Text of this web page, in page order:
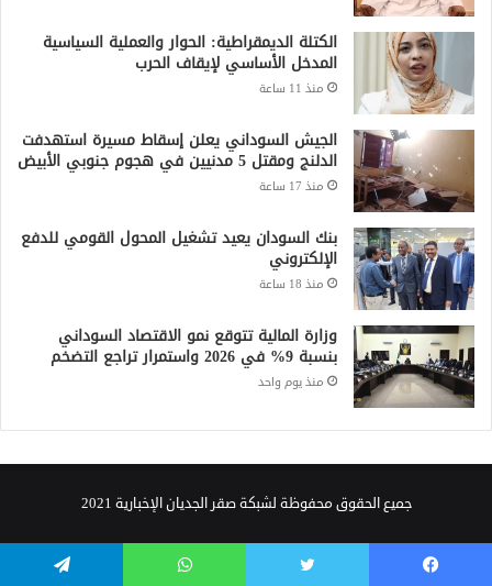
الكتلة الديمقراطية: الحوار والعملية السياسية
المدخل الأساسي لإيقاف الحرب
منذ 11 ساعة
الجيش السوداني يعلن إسقاط مسيرة استهدفت
الدلنج ومقتل 5 مدنيين في هجوم جنوبي الأبيض
منذ 17 ساعة
بنك السودان يعيد تشغيل المحول القومي للدفع
الإلكتروني
منذ 18 ساعة
وزارة المالية تتوقع نمو الاقتصاد السوداني
بنسبة 9% في 2026 واستمرار تراجع التضخم
منذ يوم واحد
جميع الحقوق محفوظة لشبكة صقر الجديان الإخبارية 2021